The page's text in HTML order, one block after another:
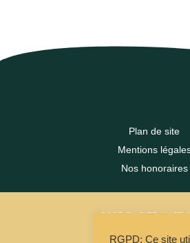
Plan de site
Mentions
Nos honoraires
2023 DLC FRANCE
RGPD: Ce site